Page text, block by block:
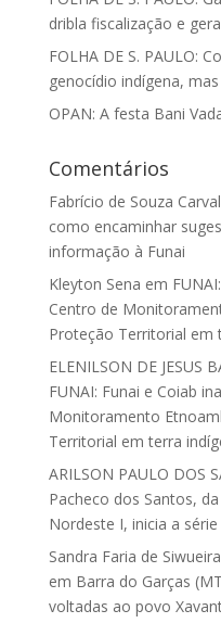
dribla fiscalização e
FOLHA DE S. PAULO:
genocídio indígena,
OPAN: A festa Bani
Comentários
Fabrício de Souza
como encaminhar
informação à Funai
Kleyton Sena em
Centro de
Proteção Territorial em
ELENILSON DE JESUS
FUNAI: Funai e Coiab
Monitoramento
Territorial em terra
ARILSON PAULO DOS
Pacheco dos Santos,
Nordeste I, inicia a
Sandra Faria de Siwueira
em Barra do Garças
voltadas ao povo